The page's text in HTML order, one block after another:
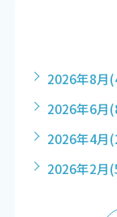
2026年8月
2026年6月
2026年4月
2026年2月